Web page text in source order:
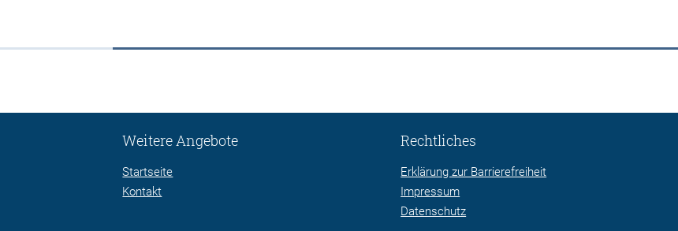
Weitere Angebote
Startseite
Kontakt
Rechtliches
Erklärung zur Barrierefreiheit
Impressum
Datenschutz